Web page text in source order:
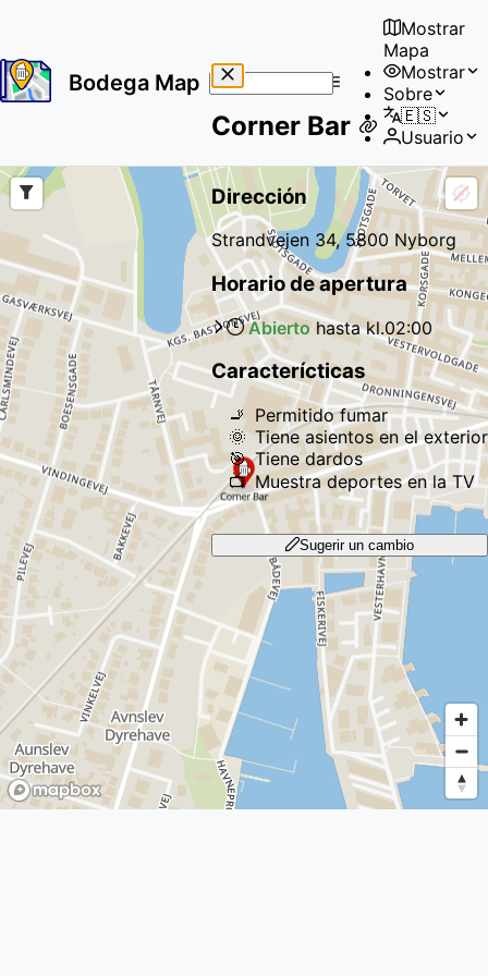
Bodega Map
results
Mostrar
Mapa
Mostrar
Sobre
🇪🇸
Usuario
Corner Bar
Dirección
Strandvejen 34, 5800 Nyborg
Horario de apertura
Abiertohasta kl.02:00
Caracterícticas
🚬 Permitido fumar
🌞 Tiene asientos en el exterior
🎯 Tiene dardos
📺 Muestra deportes en la TV
Sugerir un cambio